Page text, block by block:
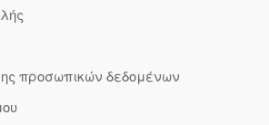
προσωπικών δεδομένων